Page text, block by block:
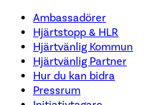
Ambassadörer
Hjärtstopp & HLR
Hjärtvänlig Kommun
Hjärtvänlig Partner
Hur du kan bidra
Pressrum